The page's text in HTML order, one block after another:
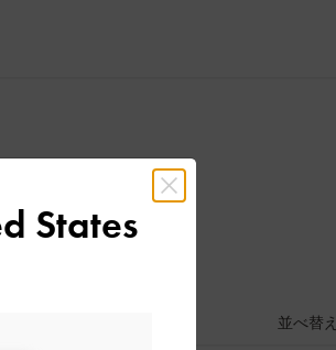
並べ替え
States